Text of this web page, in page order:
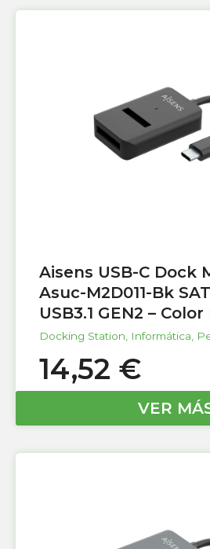
Aisens USB-C Dock
Asuc-M2D011-Bk
USB3.1 GEN2 –
Docking Station Informática
14,52 €
VER